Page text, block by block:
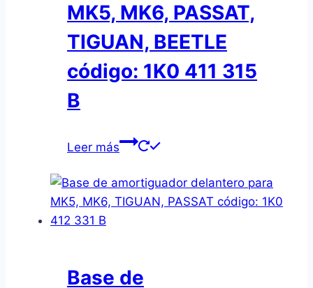
MK5, MK6, PASSAT,
TIGUAN, BEETLE
código: 1K0 411 315
B
Leer más
Base de